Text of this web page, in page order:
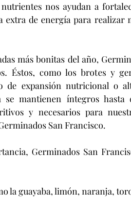
nos ayudan a
de energía para realizar
Éstos, como los brotes y
de expansión nutricional o
se mantienen íntegros
y necesarios para
San Francisco.
la guayaba, limón, naranja,